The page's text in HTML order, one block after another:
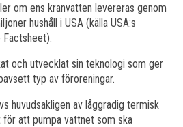
om ens kranvatten levereras genom
hushåll i USA (källa USA:s
Factsheet).
och utvecklat sin teknologi som ger
typ av föroreningar.
huvudsakligen av låggradig termisk
att pumpa vattnet som ska